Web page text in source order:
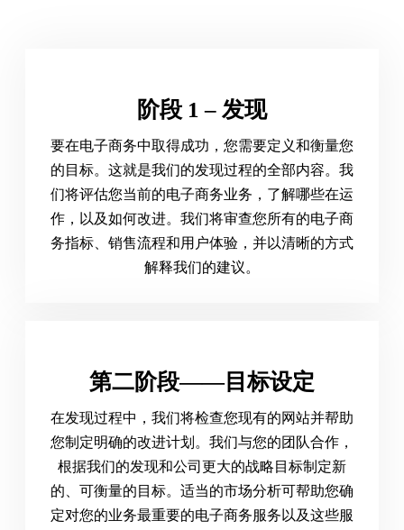
阶段 1 – 发现
要在电子商务中取得成功，您需要定义和衡量您
的目标。这就是我们的发现过程的全部内容。我
们将评估您当前的电子商务业务，了解哪些在运
作，以及如何改进。我们将审查您所有的电子商
务指标、销售流程和用户体验，并以清晰的方式
解释我们的建议。
第二阶段——目标设定
在发现过程中，我们将检查您现有的网站并帮助
您制定明确的改进计划。我们与您的团队合作，
根据我们的发现和公司更大的战略目标制定新
的、可衡量的目标。适当的市场分析可帮助您确
定对您的业务最重要的电子商务服务以及这些服